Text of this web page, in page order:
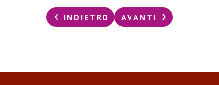
INDIETRO AVANTI